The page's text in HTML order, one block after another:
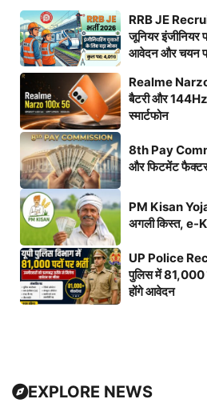
RRB JE
जूनियर इंजीनियर
आवेदन और चयन
Realme
बैटरी और
स्मार्टफोन
8th Pay
और फिटमेंट फैक्टर
PM Kisan
अगली किस्त, e-
UP Police
पुलिस में 81,000
होंगे आवेदन
EXPLORE NEWS